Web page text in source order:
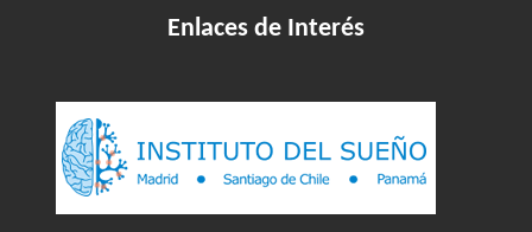
Enlaces de Interés